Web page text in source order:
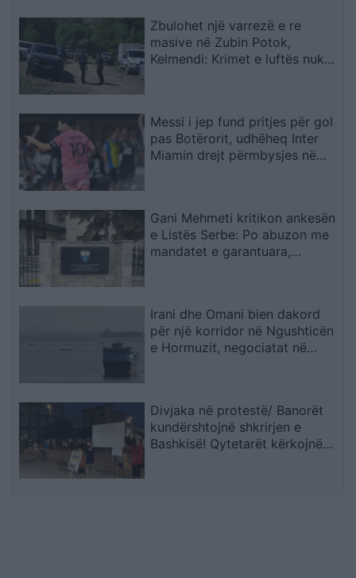
Zbulohet një varrezë e re
masive në Zubin Potok,
Kelmendi: Krimet e luftës nuk
Messi i jep fund pritjes për gol
pas Botërorit, udhëheq Inter
Miamin drejt përmbysjes në
Gani Mehmeti kritikon ankesën
e Listës Serbe: Po abuzon me
mandatet e garantuara,
Irani dhe Omani bien dakord
për një korridor në Ngushticën
e Hormuzit, negociatat në
Divjaka në protestë/ Banorët
kundërshtojnë shkrirjen e
Bashkisë! Qytetarët kërkojnë